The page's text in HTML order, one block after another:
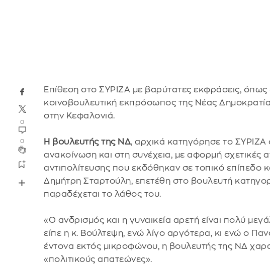
0
0
Επίθεση στο ΣΥΡΙΖΑ με βαρύτατες εκφράσεις, όπως
κοινοβουλευτική εκπρόσωπος της Νέας
στην Κεφαλονιά.
Η βουλευτής της ΝΔ, αρχικά κατηγόρησε το ΣΥΡΙΖΑ
ανακοίνωση και στη συνέχεια, με αφορμή σχετικές
αντιπολίτευσης που εκδόθηκαν σε τοπικό επίπεδο
Δημήτρη Σταρτούλη, επετέθη στο βουλευτή
παραδέχεται το λάθος του.
«Ο ανδρισμός και η γυναικεία αρετή είναι πολύ
είπε η κ. Βούλτεψη, ενώ λίγο αργότερα, κι ενώ ο
έντονα εκτός μικροφώνου, η βουλευτής της ΝΔ
«πολιτικούς απατεώνες».